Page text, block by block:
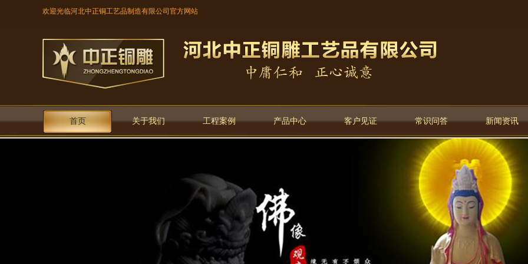
欢迎光临河北中正铜工艺品制造有限公司官方网站
首页 关于我们 工程案例 产品中心 客户见证 常识问答 新闻资讯